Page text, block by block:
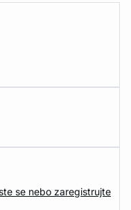
se nebo zaregistrujte